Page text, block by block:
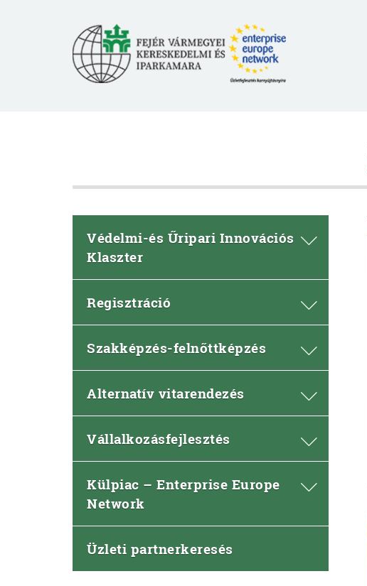
Védelmi-és Űripari Innovációs
Klaszter
Regisztráció
Szakképzés-felnőttképzés
Alternatív vitarendezés
Vállalkozásfejlesztés
Külpiac – Enterprise Europe
Network
Üzleti partnerkeresés